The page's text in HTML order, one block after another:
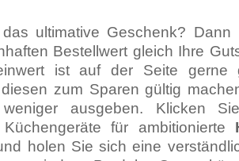
ultimative Geschenk?
Bestellwert gleich Ihre
ist auf der Seite gerne
zum Sparen gültig
ausgeben. Klicken
für ambitionierte
holen Sie sich eine